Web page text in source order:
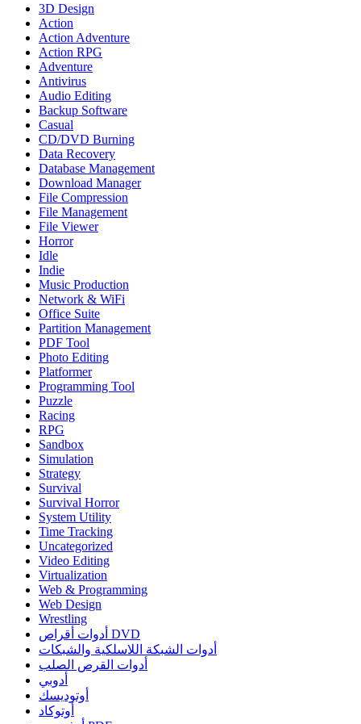
3D Design
Action
Action Adventure
Action RPG
Adventure
Antivirus
Audio Editing
Backup Software
Casual
CD/DVD Burning
Data Recovery
Database Management
Download Manager
File Compression
File Management
File Viewer
Horror
Idle
Indie
Music Production
Network & WiFi
Office Suite
Partition Management
PDF Tool
Photo Editing
Platformer
Programming Tool
Puzzle
Racing
RPG
Sandbox
Simulation
Strategy
Survival
Survival Horror
System Utility
Time Tracking
Uncategorized
Video Editing
Virtualization
Web & Programming
Web Design
Wrestling
أدوات أقراص DVD
أدوات الشبكة اللاسلكية والشبكات
أدوات القرص الصلب
أدوبي
أوتوديسك
أوتوكاد